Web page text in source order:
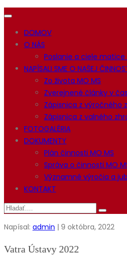
DOMOV
O NÁS
Poslanie a ciele matice
NAPÍSALI SME O NAŠEJ
Zo života MO MS
Zverejnené články v
Zápisnica z výročného
Zápisnica z valného
FOTOGALÉRIA
DOKUMENTY
Plán činnosti MO MS
Správa o činnosti MO
Významné výročia a
KONTAKT
Napísal: admin | 9 októbra, 2022
Vatra Ústavy 2022